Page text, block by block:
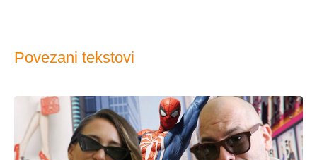
Povezani tekstovi